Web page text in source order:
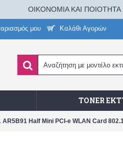
ΟΙΚΟΝΟΜΙΑ ΚΑΙ ΠΟΙΟΤΗΤΑ
μου Καλάθι Αγορών
TONER
Half Mini PCI-e WLAN Card